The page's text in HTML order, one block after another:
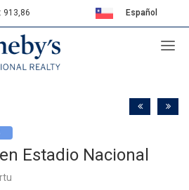
913,86 Español
Estadio Nacional